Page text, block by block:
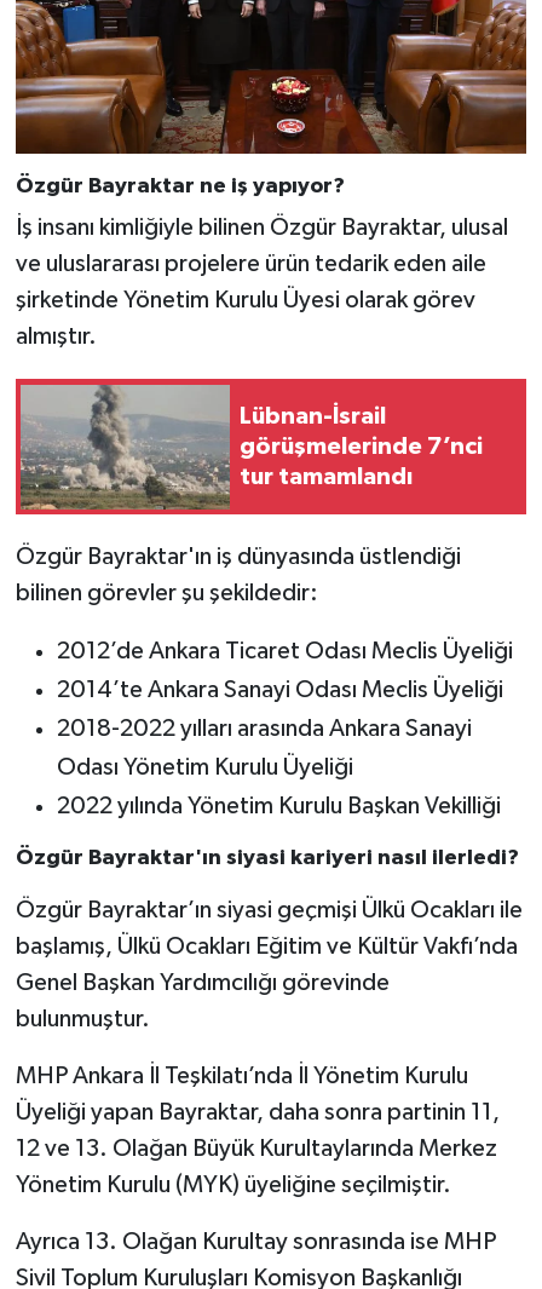
Özgür Bayraktar ne iş yapıyor?
İş insanı kimliğiyle bilinen Özgür Bayraktar, ulusal
ve uluslararası projelere ürün tedarik eden aile
şirketinde Yönetim Kurulu Üyesi olarak görev
almıştır.
Lübnan-İsrail
görüşmelerinde 7’nci
tur tamamlandı
Özgür Bayraktar'ın iş dünyasında üstlendiği
bilinen görevler şu şekildedir:
2012’de Ankara Ticaret Odası Meclis Üyeliği
2014’te Ankara Sanayi Odası Meclis Üyeliği
2018-2022 yılları arasında Ankara Sanayi
Odası Yönetim Kurulu Üyeliği
2022 yılında Yönetim Kurulu Başkan Vekilliği
Özgür Bayraktar'ın siyasi kariyeri nasıl ilerledi?
Özgür Bayraktar’ın siyasi geçmişi Ülkü Ocakları ile
başlamış, Ülkü Ocakları Eğitim ve Kültür Vakfı’nda
Genel Başkan Yardımcılığı görevinde
bulunmuştur.
MHP Ankara İl Teşkilatı’nda İl Yönetim Kurulu
Üyeliği yapan Bayraktar, daha sonra partinin 11,
12 ve 13. Olağan Büyük Kurultaylarında Merkez
Yönetim Kurulu (MYK) üyeliğine seçilmiştir.
Ayrıca 13. Olağan Kurultay sonrasında ise MHP
Sivil Toplum Kuruluşları Komisyon Başkanlığı